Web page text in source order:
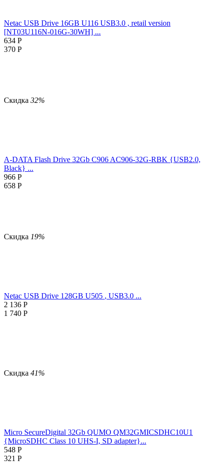
Netac USB Drive 16GB U116 USB3.0 , retail version
[NT03U116N-016G-30WH] ...
634 Р
370 Р
Скидка 32%
A-DATA Flash Drive 32Gb C906 AC906-32G-RBK {USB2.0,
Black} ...
966 Р
658 Р
Скидка 19%
Netac USB Drive 128GB U505 , USB3.0 ...
2 136 Р
1 740 Р
Скидка 41%
Micro SecureDigital 32Gb QUMO QM32GMICSDHC10U1
{MicroSDHC Class 10 UHS-I, SD adapter}...
548 Р
321 Р